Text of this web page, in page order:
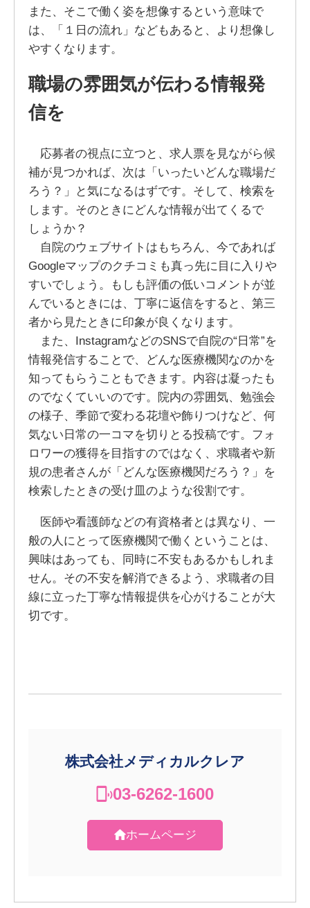
また、そこで働く姿を想像するという意味で
は、「１日の流れ」などもあると、より想像し
やすくなります。
職場の雰囲気が伝わる情報発
信を
応募者の視点に立つと、求人票を見ながら候
補が見つかれば、次は「いったいどんな職場だ
ろう？」と気になるはずです。そして、検索を
します。そのときにどんな情報が出てくるで
しょうか？
自院のウェブサイトはもちろん、今であれば
Googleマップのクチコミも真っ先に目に入りや
すいでしょう。もしも評価の低いコメントが並
んでいるときには、丁寧に返信をすると、第三
者から見たときに印象が良くなります。
また、InstagramなどのSNSで自院の“日常”を
情報発信することで、どんな医療機関なのかを
知ってもらうこともできます。内容は凝ったも
のでなくていいのです。院内の雰囲気、勉強会
の様子、季節で変わる花壇や飾りつけなど、何
気ない日常の一コマを切りとる投稿です。フォ
ロワーの獲得を目指すのではなく、求職者や新
規の患者さんが「どんな医療機関だろう？」を
検索したときの受け皿のような役割です。
医師や看護師などの有資格者とは異なり、一
般の人にとって医療機関で働くということは、
興味はあっても、同時に不安もあるかもしれま
せん。その不安を解消できるよう、求職者の目
線に立った丁寧な情報提供を心がけることが大
切です。
株式会社メディカルクレア
03-6262-1600
ホームページ